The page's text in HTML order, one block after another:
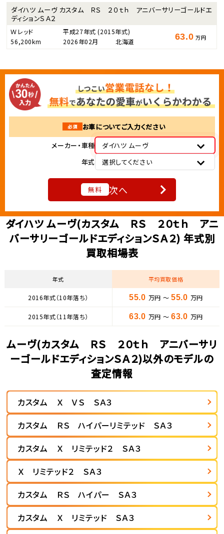
ダイハツ ムーヴ カスタム ＲＳ ２０ｔｈ アニバーサリーゴールドエ
ディションＳＡ２
Ｗレッド 平成27年式(2015年式)
56,200km
2026年02月 北海道 63.0 万円
必須
お車についてご入力ください
メーカー・車種
ダイハツ ムーヴ
年式
選択してください
無料 次へ
ダイハツ ムーヴ(カスタム ＲＳ ２０ｔｈ アニ
バーサリーゴールドエディションＳＡ２) 年式別
買取相場表
年式 平均買取価格
2016年式（10年落ち） 55.0 万円 ～ 55.0 万円
2015年式（11年落ち） 63.0 万円 ～ 63.0 万円
ムーヴ(カスタム ＲＳ ２０ｔｈ アニバーサリ
ーゴールドエディションＳＡ２)以外のモデルの
査定情報
カスタム Ｘ ＶＳ ＳＡ３
カスタム ＲＳ ハイパーリミテッド ＳＡ３
カスタム Ｘ リミテッド２ ＳＡ３
Ｘ リミテッド２ ＳＡ３
カスタム ＲＳ ハイパー ＳＡ３
カスタム Ｘ リミテッド ＳＡ３